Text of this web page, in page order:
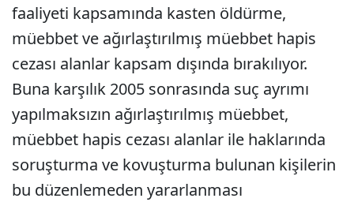
faaliyeti kapsamında kasten öldürme,
müebbet ve ağırlaştırılmış müebbet hapis
cezası alanlar kapsam dışında bırakılıyor.
Buna karşılık 2005 sonrasında suç ayrımı
yapılmaksızın ağırlaştırılmış müebbet,
müebbet hapis cezası alanlar ile haklarında
soruşturma ve kovuşturma bulunan kişilerin
bu düzenlemeden yararlanması